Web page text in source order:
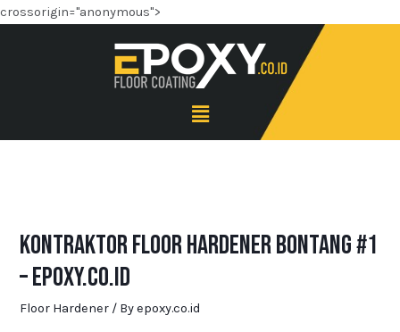
crossorigin="anonymous">
Kontraktor Floor Hardener Bontang #1
– Epoxy.co.id
Floor Hardener / Byepoxy.co.id